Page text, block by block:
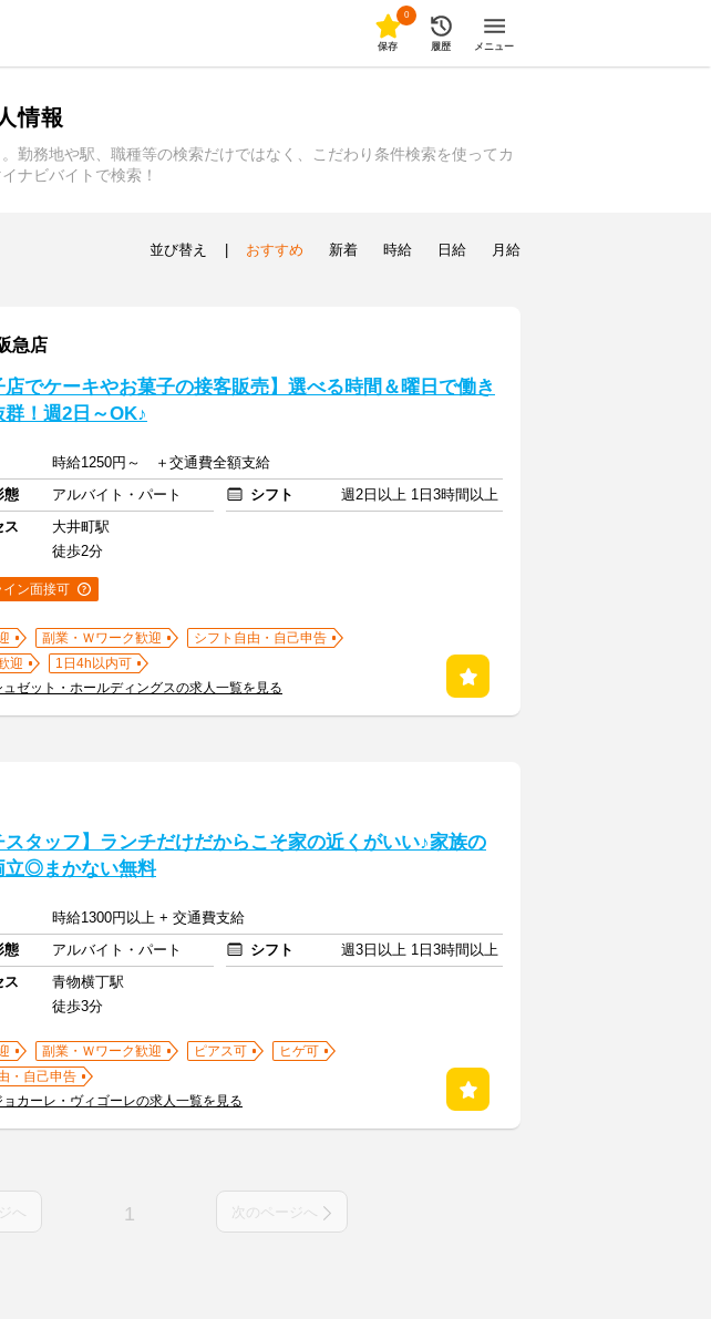
0
保存 履歴 メニュー
情報
勤務地や駅、職種等の検索だけではなく、こだわり条件検索を使ってカ
ナビバイトで検索！
並び替え おすすめ 新着 時給 日給 月給
急店
店でケーキやお菓子の接客販売】選べる時間＆曜日で働き
！週2日～OK♪
時給1250円～ ＋交通費全額支給
態
アルバイト・パート シフト
週2日以上 1日3時間以上
ス
大井町駅
徒歩2分
イン面接可
副業・Ｗワーク歓迎
シフト自由・自己申告
迎
1日4h以内可
ゼット・ホールディングスの求人一覧を見る
スタッフ】ランチだけだからこそ家の近くがいい♪家族の
立◎まかない無料
時給1300円以上 + 交通費支給
態
アルバイト・パート シフト
週3日以上 1日3時間以上
ス
青物横丁駅
徒歩3分
副業・Ｗワーク歓迎 ピアス可
ヒゲ可
・自己申告
カーレ・ヴィゴーレの求人一覧を見る
へ 1 次のページへ